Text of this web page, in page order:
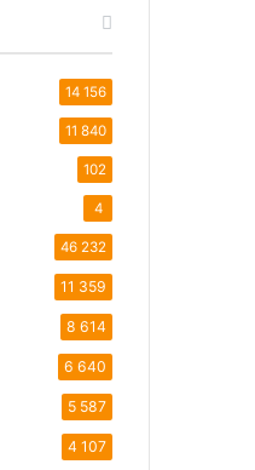
14 156
11 840
102
4
46 232
11 359
8 614
6 640
5 587
4 107